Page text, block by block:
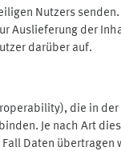
Nutzers
Auslieferung der
darüber auf.
die in
Je nach Art
Daten